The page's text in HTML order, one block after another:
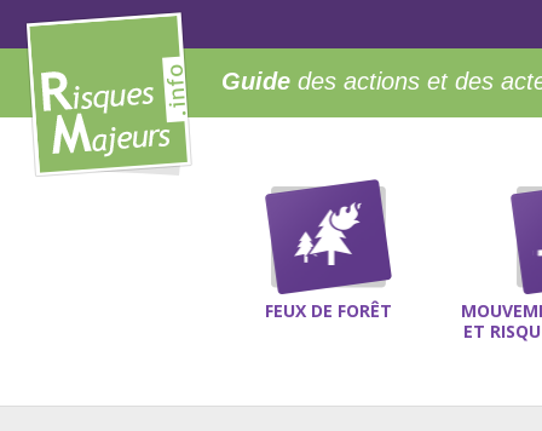
Guide des actions et des
FEUX DE FORÊT
ET